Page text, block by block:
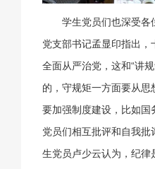
学生党员们也深受各
党支部书记孟显印指出
全面从严治党，这和“讲
的，守规矩一方面要从
要加强制度建设，比如国
党员们相互批评和自我
生党员卢少云认为，纪律